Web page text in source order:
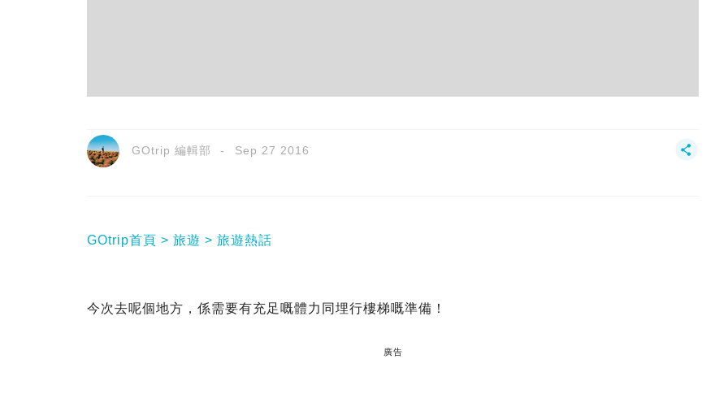
GOtrip 編輯部 Sep 27 2016
GOtrip首頁 旅遊 旅遊熱話
今次去呢個地方，係需要有充足嘅體力同埋行樓梯嘅準備！
廣告